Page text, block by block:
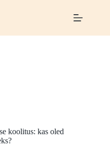
koolitus: kas oled